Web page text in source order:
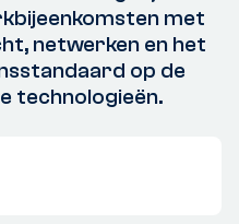
met
netwerken en het
op de
technologieën.